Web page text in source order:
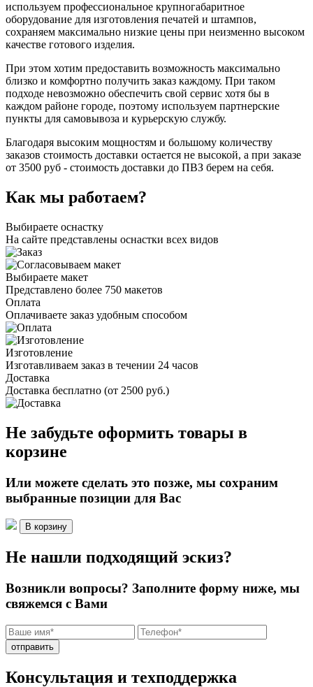
используем профессиональное крупногабаритное
оборудование для изготовления печатей и штампов,
сохраняем максимально низкие цены при неизменно высоком
качестве готового изделия.
При этом хотим предоставить возможность максимально
близко и комфортно получить заказ каждому. При таком
подходе невозможно обеспечить свой сервис хотя бы в
каждом районе городе, поэтому используем партнерские
пункты для самовывоза и курьерскую службу.
Благодаря высоким мощностям и большому количеству
заказов стоимость доставки остается не высокой, а при заказе
от 3500 руб - стоимость доставки до ПВЗ берем на себя.
Как мы работаем?
Выбираете оснастку
На сайте представлены оснастки всех видов
Выбираете макет
Представлено более 750 макетов
Оплата
Оплачиваете заказ удобным способом
Изготовление
Изготавливаем заказ в течении 24 часов
Доставка
Доставка бесплатно (от 2500 руб.)
Не забудьте оформить товары в
корзине
Или можете сделать это позже, мы сохраним
выбранные позиции для Вас
В корзину
Не нашли подходящий эскиз?
Возникли вопросы? Заполните форму ниже, мы
свяжемся с Вами
отправить
Консультация и техподдержка